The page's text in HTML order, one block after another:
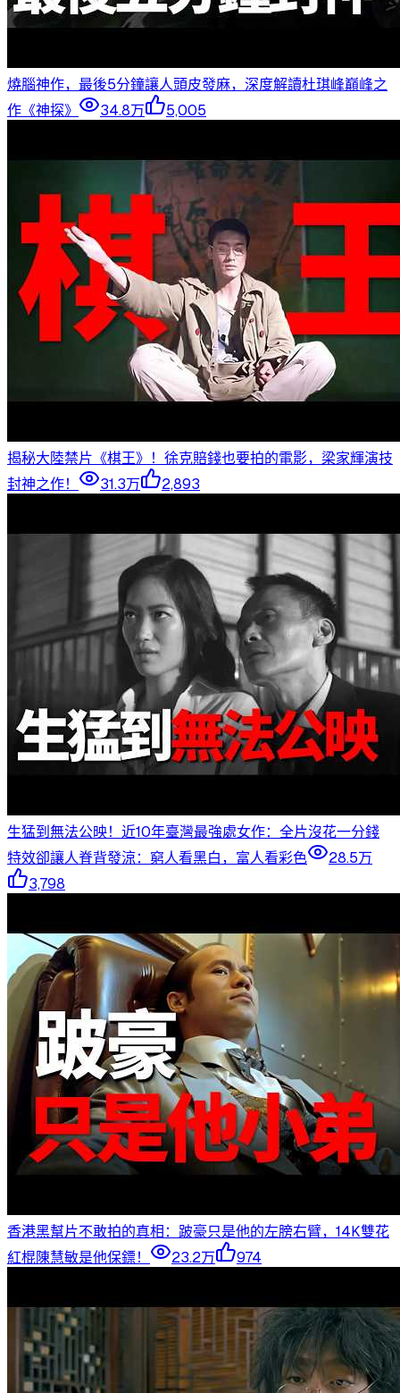
燒腦神作，最後5分鐘讓人頭皮發麻，深度解讀杜琪峰巔峰之
作《神探》
34.8万 5,005
揭秘大陸禁片《棋王》！徐克賠錢也要拍的電影，梁家輝演技
封神之作！
31.3万 2,893
生猛到無法公映！近10年臺灣最強處女作：全片沒花一分錢
特效卻讓人脊背發涼：窮人看黑白，富人看彩色
28.5万
3,798
香港黑幫片不敢拍的真相：跛豪只是他的左膀右臂，14K雙花
紅棍陳慧敏是他保鏢！
23.2万 974